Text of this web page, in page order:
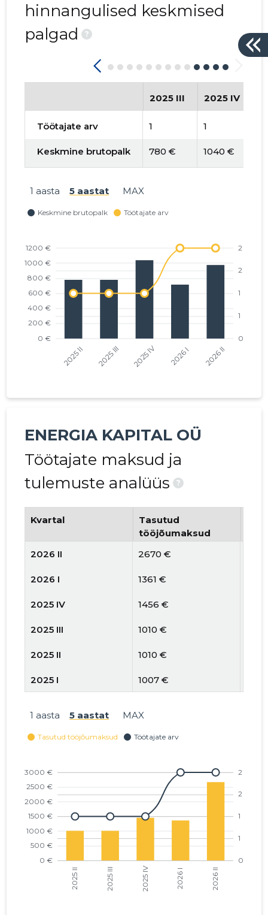
hinnangulised keskmised
palgad
?
2025 III 2025 IV
Töötajate arv 1 1
Keskmine brutopalk 780 € 1040 €
1 aasta 5 aastat MAX
ENERGIA KAPITAL OÜ
Töötajate maksud ja
tulemuste analüüs
?
Kvartal
Tasutud
tööjõumaksud
2026 II
2670 €
2026 I 1361 €
2025 IV 1456 €
2025 III 1010 €
2025 II 1010 €
2025 I 1007 €
2023 IV 840 €
2023 III
2023 II
831 €
1 aasta 5 aastat MAX